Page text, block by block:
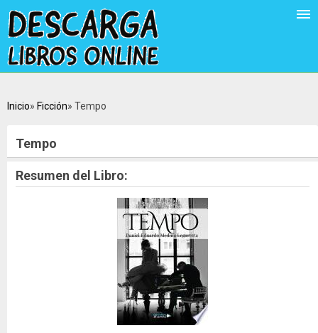
Inicio Ficción Tempo
Tempo
Resumen del Libro: